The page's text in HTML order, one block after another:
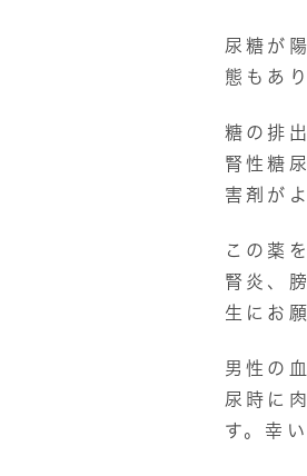
尿糖が
態もあ
糖の排
腎性糖
害剤が
この薬
腎炎、
生にお
男性の
尿時に
す。幸